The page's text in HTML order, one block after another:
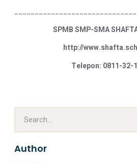
SPMB SMP-SMA
http://
Telepon: 0811-32-
Author